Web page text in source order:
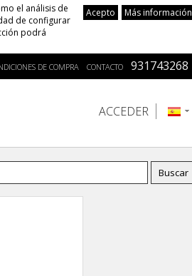
el análisis de
de configurar
podrá
Acepto Más información
DE COMPRA CONTACTO 931743268
ACCEDER